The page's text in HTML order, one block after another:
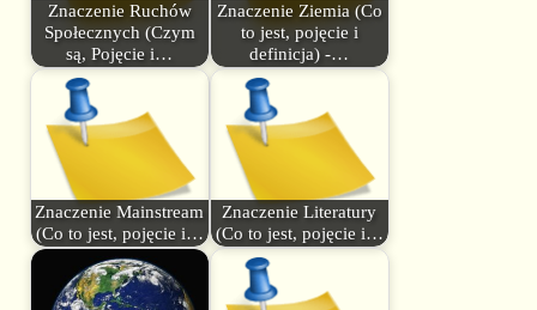
Znaczenie Ruchów
Społecznych (Czym
są, Pojęcie i…
Znaczenie Ziemia (Co
to jest, pojęcie i
definicja) -…
Znaczenie Mainstream
(Co to jest, pojęcie i…
Znaczenie Literatury
(Co to jest, pojęcie i…